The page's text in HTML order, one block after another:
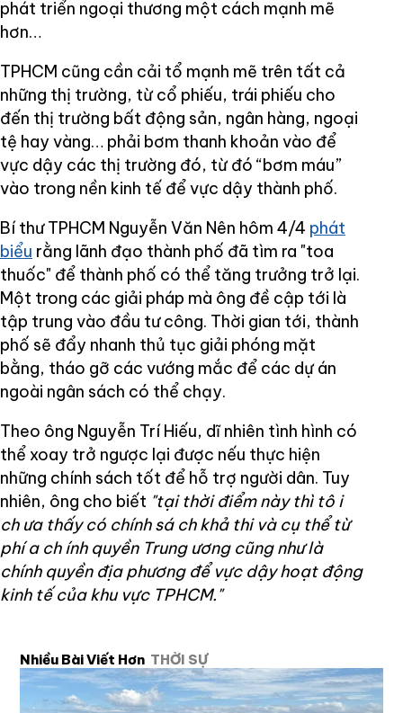
phát triển ngoại thương một cách mạnh mẽ
hơn…
TPHCM cũng cần cải tổ mạnh mẽ trên tất cả
những thị trường, từ cổ phiếu, trái phiếu cho
đến thị trường bất động sản, ngân hàng, ngoại
tệ hay vàng… phải bơm thanh khoản vào để
vực dậy các thị trường đó, từ đó “bơm máu”
vào trong nền kinh tế để vực dậy thành phố.
Bí thư TPHCM Nguyễn Văn Nên hôm 4/4 phát
biểu rằng lãnh đạo thành phố đã tìm ra "toa
thuốc" để thành phố có thể tăng trưởng trở lại.
Một trong các giải pháp mà ông đề cập tới là
tập trung vào đầu tư công. Thời gian tới, thành
phố sẽ đẩy nhanh thủ tục giải phóng mặt
bằng, tháo gỡ các vướng mắc để các dự án
ngoài ngân sách có thể chạy.
Theo ông Nguyễn Trí Hiếu, dĩ nhiên tình hình có
thể xoay trở ngược lại được nếu thực hiện
những chính sách tốt để hỗ trợ người dân. Tuy
nhiên, ông cho biết "tại thời điểm này thì tô i
ch ưa thấy có chính sá chkhả thi và cụ thể từ
phí a ch ính quyền Trung ương cũng như là
chính quyền địa phương để vực dậy hoạt động
kinh tế của khu vực TPHCM."
Nhiều Bài Viết Hơn THỜI SỰ